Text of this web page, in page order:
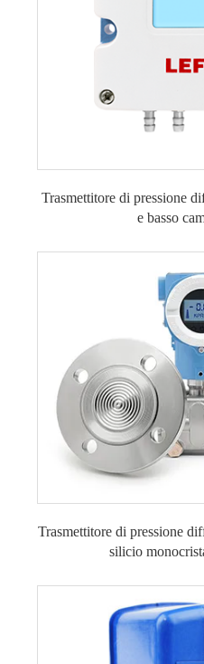
Trasmettitore di pressione
e basso
Trasmettitore di pressione
silicio